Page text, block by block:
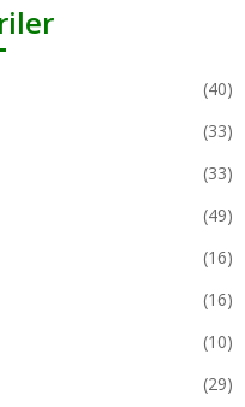
(40)
(33)
(33)
(49)
(16)
(16)
(10)
(29)